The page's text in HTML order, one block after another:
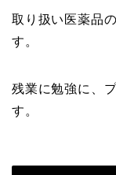
取り扱い医薬品
す。
残業に勉強に、
す。